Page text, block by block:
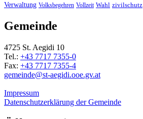
Verwaltung Volksbegehren Vollzeit Wahl zivilschutz
Gemeinde
4725 St. Aegidi 10
Tel.: +43 7717 7355-0
Fax: +43 7717 7355-4
gemeinde@st-aegidi.ooe.gv.at
Impressum
Datenschutzerklärung der Gemeinde